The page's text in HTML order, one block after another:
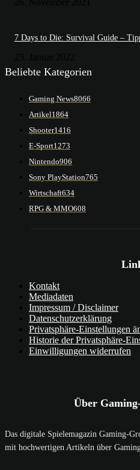
7 Days to Die: Survival Guide –
Beliebte Kategorien
Gaming News8066
Artikel1864
Shooter1416
E-Sport1273
Nintendo906
Sony PlayStation765
Wirtschaft634
RPG & MMO608
Kontakt
Mediadaten
Impressum / Disclaimer
Datenschutzerklärung
Privatsphäre-Einstellungen
Historie der Privatsphäre-
Einwilligungen widerrufen
Über
Das digitale Spielemagazin Gaming-
mit hochwertigen Artikeln über